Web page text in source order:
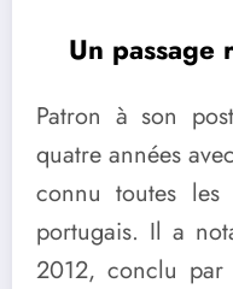
Un passage
Patron à son
quatre années
connu toutes
portugais. Il a
2012, conclu